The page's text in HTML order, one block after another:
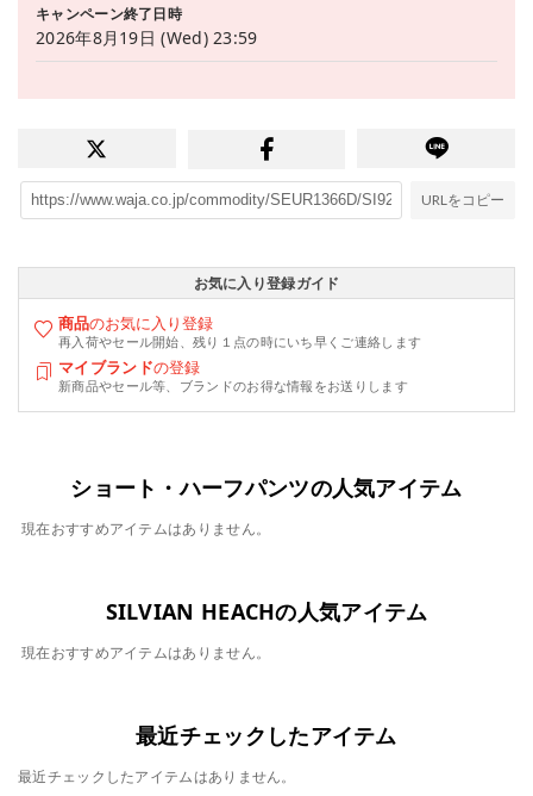
キャンペーン終了日時
2026年8月19日 (Wed) 23:59
URLをコピー
お気に入り登録ガイド
商品のお気に入り登録
再入荷やセール開始、残り１点の時にいち早くご連絡します
マイブランドの登録
新商品やセール等、ブランドのお得な情報をお送りします
ショート・ハーフパンツの人気アイテム
現在おすすめアイテムはありません。
SILVIAN HEACHの人気アイテム
現在おすすめアイテムはありません。
最近チェックしたアイテム
最近チェックしたアイテムはありません。